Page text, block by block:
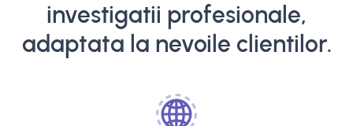
investigatii profesionale,
adaptata la nevoile clientilor.